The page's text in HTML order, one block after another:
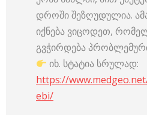
დროში შეზღუდულია.
იქნება ვიცოდეთ,
გვჭირდება
იხ. სტატია სრულად:
https://
ebi/